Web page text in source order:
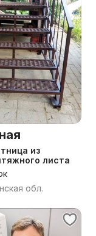
из
листа
обл.